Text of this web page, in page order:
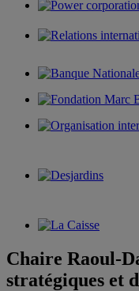
Chaire Raoul-
stratégiques et